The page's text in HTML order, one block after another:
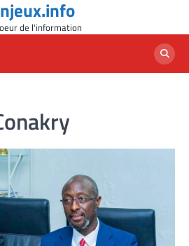
de l'information